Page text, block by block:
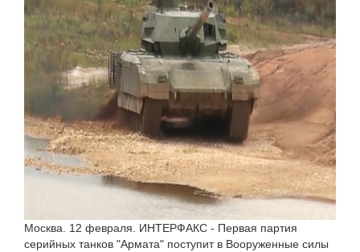
Москва. 12 февраля. ИНТЕРФАКС - Первая партия
серийных танков "Армата" поступит в Вооруженные силы